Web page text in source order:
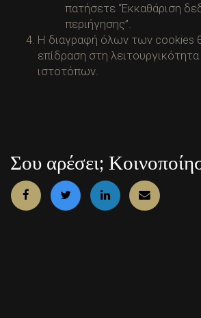
πατήσετε “Εκκαθάριση
περιήγησης”.
Η διαγραφή όλων των cookies
επίδραση στη
ιστοτόπων.
Σου αρέσει;